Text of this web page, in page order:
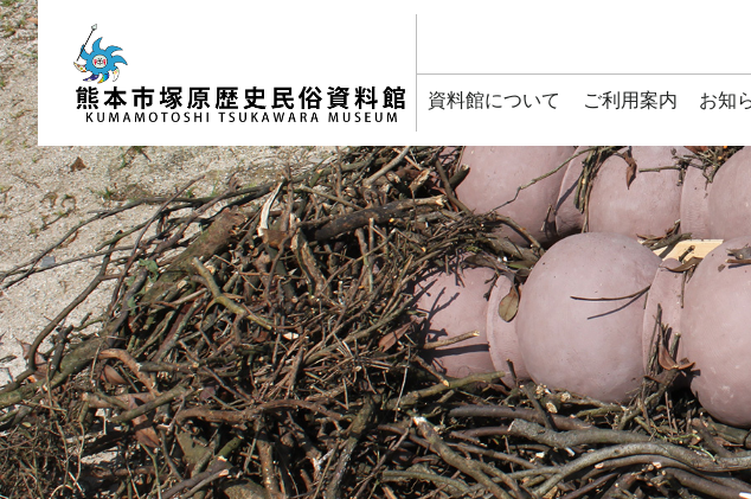
資料館について ご利用案内 お知